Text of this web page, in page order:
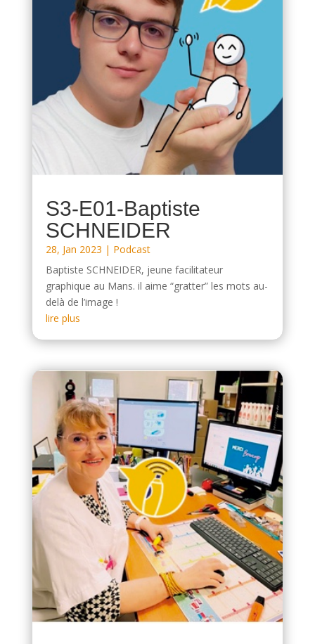
S3-E01-Baptiste
SCHNEIDER
28, Jan 2023 | Podcast
Baptiste SCHNEIDER, jeune facilitateur
graphique au Mans. il aime “gratter” les mots au-
delà de l’image !
lire plus